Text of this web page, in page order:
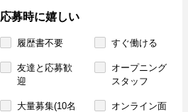
応募時に嬉しい
履歴書不要 すぐ働ける
友達と応募歓
迎
オープニング
スタッフ
大量募集(10名
オンライン面